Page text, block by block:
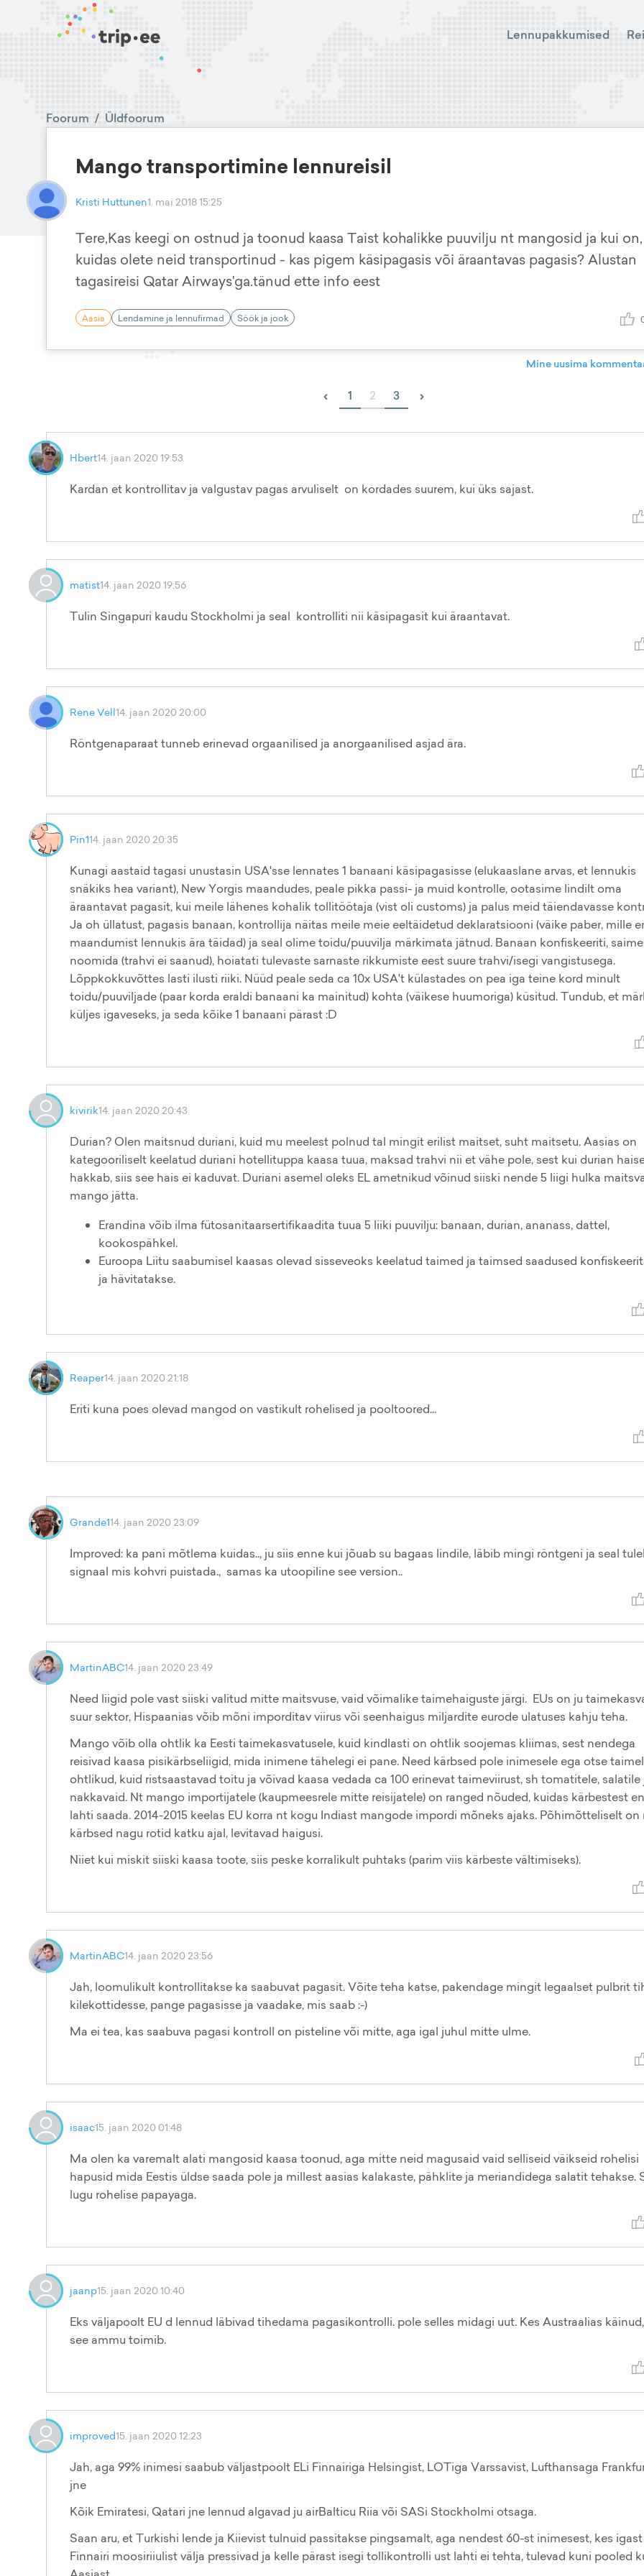
Lennupakkumised
Foorum / Üldfoorum
Mango transportimine lennureisil
Kristi Huttunen1. mai 2018 15:25
Tere,Kas keegi on ostnud ja toonud kaasa Taist kohalikke puuvilju nt mangosid ja kui
kuidas olete neid transportinud - kas pigem käsipagasis või äraantavas pagasis? Alustan
tagasireisi Qatar Airways'ga.tänud ette info eest
Aasia Lendamine ja lennufirmad Söök ja jook
Mine uusima
‹ 1 2 3 ›
Hbert14. jaan 2020 19:53
Kardan et kontrollitav ja valgustav pagas arvuliselt on kordades suurem, kui üks sajast.
matist14. jaan 2020 19:56
Tulin Singapuri kaudu Stockholmi ja seal kontrolliti nii käsipagasit kui äraantavat.
Rene Vell14. jaan 2020 20:00
Röntgenaparaat tunneb erinevad orgaanilised ja anorgaanilised asjad ära.
Pin114. jaan 2020 20:35
Kunagi aastaid tagasi unustasin USA'sse lennates 1 banaani käsipagasisse (elukaaslane arvas, et lennukis
snäkiks hea variant), New Yorgis maandudes, peale pikka passi- ja muid kontrolle, ootasime lindilt oma
äraantavat pagasit, kui meile lähenes kohalik tollitöötaja (vist oli customs) ja palus meid täiendavasse
Ja oh üllatust, pagasis banaan, kontrollija näitas meile meie eeltäidetud deklaratsiooni (väike paber, mille
maandumist lennukis ära täidad) ja seal olime toidu/puuvilja märkimata jätnud. Banaan konfiskeeriti, saime
noomida (trahvi ei saanud), hoiatati tulevaste sarnaste rikkumiste eest suure trahvi/isegi vangistusega.
Lõppkokkuvõttes lasti ilusti riiki. Nüüd peale seda ca 10x USA't külastades on pea iga teine kord minult
toidu/puuviljade (paar korda eraldi banaani ka mainitud) kohta (väikese huumoriga) küsitud. Tundub, et
küljes igaveseks, ja seda kõike 1 banaani pärast :D
kivirik14. jaan 2020 20:43
Durian? Olen maitsnud duriani, kuid mu meelest polnud tal mingit erilist maitset, suht maitsetu. Aasias on
kategooriliselt keelatud duriani hotellituppa kaasa tuua, maksad trahvi nii et vähe pole, sest kui durian
hakkab, siis see hais ei kaduvat. Duriani asemel oleks EL ametnikud võinud siiski nende 5 liigi hulka
mango jätta.
Erandina võib ilma fütosanitaarsertifikaadita tuua 5 liiki puuvilju: banaan, durian, ananass, dattel,
kookospähkel.
Euroopa Liitu saabumisel kaasas olevad sisseveoks keelatud taimed ja taimsed saadused
ja hävitatakse.
Reaper14. jaan 2020 21:18
Eriti kuna poes olevad mangod on vastikult rohelised ja pooltoored...
Grande114. jaan 2020 23:09
Improved: ka pani mõtlema kuidas.., ju siis enne kui jõuab su bagaas lindile, läbib mingi röntgeni ja seal
signaal mis kohvri puistada., samas ka utoopiline see version..
MartinABC14. jaan 2020 23:49
Need liigid pole vast siiski valitud mitte maitsvuse, vaid võimalike taimehaiguste järgi. EUs on ju
suur sektor, Hispaanias võib mõni imporditav viirus või seenhaigus miljardite eurode ulatuses kahju teha.
Mango võib olla ohtlik ka Eesti taimekasvatusele, kuid kindlasti on ohtlik soojemas kliimas, sest nendega
reisivad kaasa pisikärbseliigid, mida inimene tähelegi ei pane. Need kärbsed pole inimesele ega otse
ohtlikud, kuid ristsaastavad toitu ja võivad kaasa vedada ca 100 erinevat taimeviirust, sh tomatitele, salatile
nakkavaid. Nt mango importijatele (kaupmeesrele mitte reisijatele) on ranged nõuded, kuidas kärbestest
lahti saada. 2014-2015 keelas EU korra nt kogu Indiast mangode impordi mõneks ajaks. Põhimõtteliselt on
kärbsed nagu rotid katku ajal, levitavad haigusi.
Niiet kui miskit siiski kaasa toote, siis peske korralikult puhtaks (parim viis kärbeste vältimiseks).
MartinABC14. jaan 2020 23:56
Jah, loomulikult kontrollitakse ka saabuvat pagasit. Võite teha katse, pakendage mingit legaalset pulbrit
kilekottidesse, pange pagasisse ja vaadake, mis saab :-)
Ma ei tea, kas saabuva pagasi kontroll on pisteline või mitte, aga igal juhul mitte ulme.
isaac15. jaan 2020 01:48
Ma olen ka varemalt alati mangosid kaasa toonud, aga mitte neid magusaid vaid selliseid väikseid rohelisi
hapusid mida Eestis üldse saada pole ja millest aasias kalakaste, pähklite ja meriandidega salatit tehakse.
lugu rohelise papayaga.
jaanp15. jaan 2020 10:40
Eks väljapoolt EU d lennud läbivad tihedama pagasikontrolli. pole selles midagi uut. Kes Austraalias
see ammu toimib.
improved15. jaan 2020 12:23
Jah, aga 99% inimesi saabub väljastpoolt ELi Finnairiga Helsingist, LOTiga Varssavist, Lufthansaga
jne
Kõik Emiratesi, Qatari jne lennud algavad ju airBalticu Riia või SASi Stockholmi otsaga.
Saan aru, et Turkishi lende ja Kiievist tulnuid passitakse pingsamalt, aga nendest 60-st inimesest, kes igast
Finnairi moosiriiulist välja pressivad ja kelle pärast isegi tollikontrolli ust lahti ei tehta, tulevad kuni pooled